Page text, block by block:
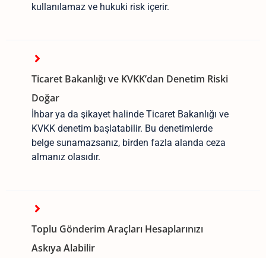
kullanılamaz ve hukuki risk içerir.
Ticaret Bakanlığı ve KVKK’dan Denetim Riski
Doğar
İhbar ya da şikayet halinde Ticaret Bakanlığı ve
KVKK denetim başlatabilir. Bu denetimlerde
belge sunamazsanız, birden fazla alanda ceza
almanız olasıdır.
Toplu Gönderim Araçları Hesaplarınızı
Askıya Alabilir